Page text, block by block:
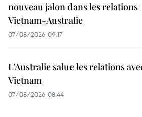
nouveau jalon dans les relations
Vietnam-Australie
07/08/2026 09:17
L’Australie salue les relations
Vietnam
07/08/2026 08:44